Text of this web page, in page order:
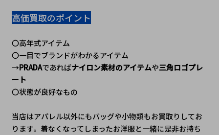
高価買取のポイント
〇高年式アイテム
〇一目でブランドがわかるアイテム
→PRADAであればナイロン素材のアイテムや三角ロゴプレ
ート
〇状態が良好なもの
当店はアパレル以外にもバッグや小物類もお買取りしてお
ります。着なくなってしまったお洋服と一緒に是非お持ち